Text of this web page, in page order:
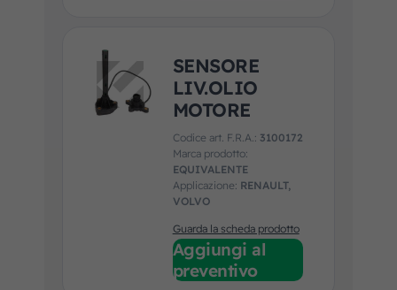
SENSORE
LIV.OLIO
MOTORE
Codice art. F.R.A.: 3100172
Marca prodotto:
EQUIVALENTE
Applicazione: RENAULT,
VOLVO
Guarda la scheda prodotto
Aggiungi al
preventivo